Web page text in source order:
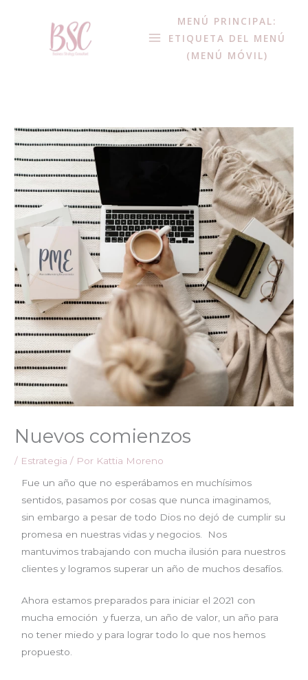
MENÚ PRINCIPAL:
ETIQUETA DEL MENÚ
(MENÚ MÓVIL)
Nuevos comienzos
/ Estrategia / Por Kattia Moreno
Fue un año que no esperábamos en muchísimos
sentidos, pasamos por cosas que nunca imaginamos,
sin embargo a pesar de todo Dios no dejó de cumplir su
promesa en nuestras vidas y negocios. Nos
mantuvimos trabajando con mucha ilusión para nuestros
clientes y logramos superar un año de muchos desafíos.
Ahora estamos preparados para iniciar el 2021 con
mucha emoción y fuerza, un año de valor, un año para
no tener miedo y para lograr todo lo que nos hemos
propuesto.